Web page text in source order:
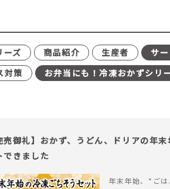
ーズ 商品紹介 生産者
サ
対策 お弁当にも！冷凍おかずシリ
売御礼】おかず、うどん、ドリアの年
できました
年末年始、“ご